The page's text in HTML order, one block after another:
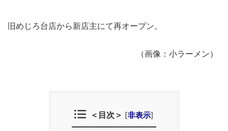
旧めじろ台店から新店主にて再オープン。
（画像：小ラーメン）
＜目次＞ [非表示]